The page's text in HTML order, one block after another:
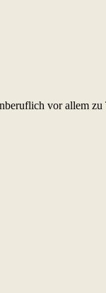
vor allem